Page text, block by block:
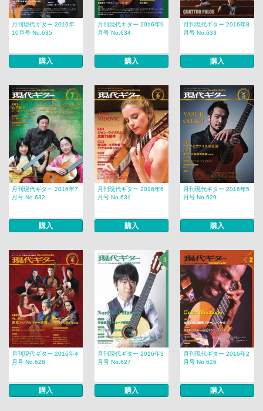
月刊現代ギター 2016年
10月号 No.635
購入
月刊現代ギター 2016年9
月号 No.634
購入
月刊現代ギター 2016年8
月号 No.633
購入
月刊現代ギター 2016年7
月号 No.632
購入
月刊現代ギター 2016年6
月号 No.631
購入
月刊現代ギター 2016年5
月号 No.629
購入
月刊現代ギター 2016年4
月号 No.628
購入
月刊現代ギター 2016年3
月号 No.627
購入
月刊現代ギター 2016年2
月号 No.626
購入